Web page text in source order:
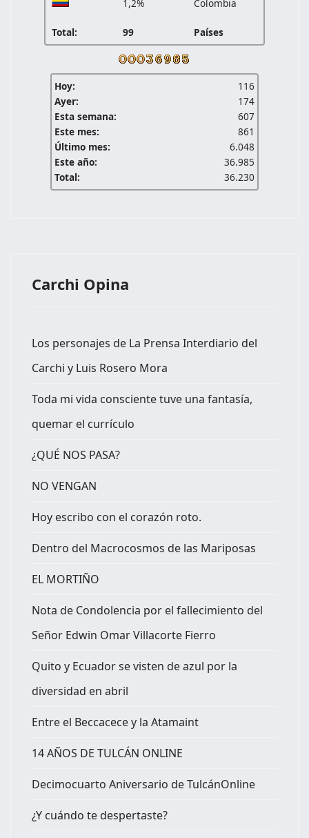
1,2% Colombia
Total: 99 Países
Hoy:
116
Ayer:
174
Esta semana:
607
Este mes:
861
Último mes:
6.048
Este año:
36.985
Total:
36.230
Carchi Opina
Los personajes de La Prensa Interdiario del
Carchi y Luis Rosero Mora
Toda mi vida consciente tuve una fantasía,
quemar el currículo
¿QUÉ NOS PASA?
NO VENGAN
Hoy escribo con el corazón roto.
Dentro del Macrocosmos de las Mariposas
EL MORTIÑO
Nota de Condolencia por el fallecimiento del
Señor Edwin Omar Villacorte Fierro
Quito y Ecuador se visten de azul por la
diversidad en abril
Entre el Beccacece y la Atamaint
14 AÑOS DE TULCÁN ONLINE
Decimocuarto Aniversario de TulcánOnline
¿Y cuándo te despertaste?